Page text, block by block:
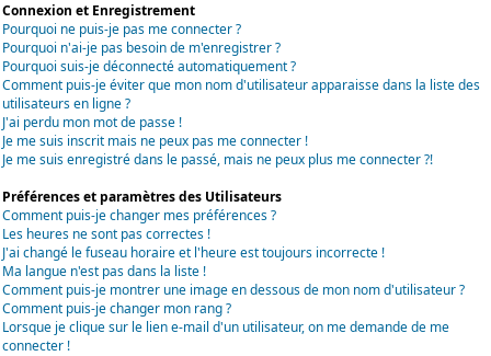
Connexion et Enregistrement
Pourquoi ne puis-je pas me connecter ?
Pourquoi n'ai-je pas besoin de m'enregistrer ?
Pourquoi suis-je déconnecté automatiquement ?
Comment puis-je éviter que mon nom d'utilisateur apparaisse dans la liste des
utilisateurs en ligne ?
J'ai perdu mon mot de passe !
Je me suis inscrit mais ne peux pas me connecter !
Je me suis enregistré dans le passé, mais ne peux plus me connecter ?!
Préférences et paramètres des Utilisateurs
Comment puis-je changer mes préférences ?
Les heures ne sont pas correctes !
J'ai changé le fuseau horaire et l'heure est toujours incorrecte !
Ma langue n'est pas dans la liste !
Comment puis-je montrer une image en dessous de mon nom d'utilisateur ?
Comment puis-je changer mon rang ?
Lorsque je clique sur le lien e-mail d'un utilisateur, on me demande de me
connecter !